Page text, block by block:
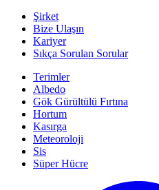
Şirket
Bize Ulaşın
Kariyer
Sıkça Sorulan Sorular
Terimler
Albedo
Gök Gürültülü Fırtına
Hortum
Kasırga
Meteoroloji
Sis
Süper Hücre